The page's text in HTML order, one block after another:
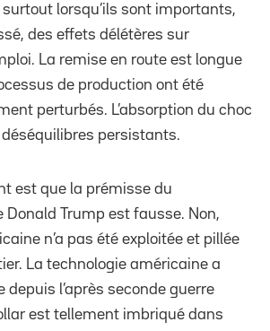
lorsqu’ils sont importants,
des effets délétères sur
La remise en route est longue
de production ont été
perturbés. L’absorption du choc
persistants.
est que la prémisse du
Donald Trump est fausse. Non,
n’a pas été exploitée et pillée
La technologie américaine a
depuis l’après seconde guerre
est tellement imbriqué dans